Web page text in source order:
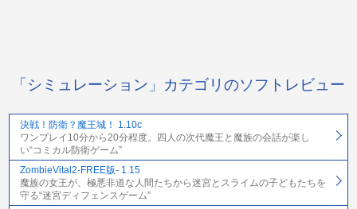
「シミュレーション」カテゴリのソフトレビュー
決戦！防衛？魔王城！ 1.10c
ワンプレイ10分から20分程度。四人の次代魔王と魔族の会話が楽し
い“コミカル防衛ゲーム”
ZombieVital2-FREE版- 1.15
魔族の女王が、極悪非道な人間たちから迷宮とスライムの子どもたちを
守る“迷宮ディフェンスゲーム”